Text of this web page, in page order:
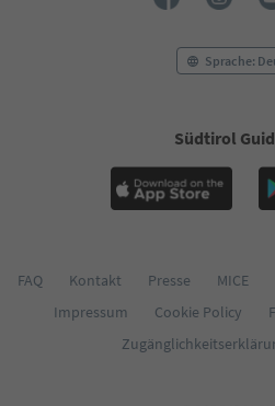
Sprache:
Südtirol
FAQ Kontakt Presse MICE
Impressum
Cookie Policy